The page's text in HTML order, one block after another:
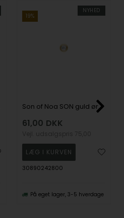
NYHED
19%
Son of Noa SON guld ørestik 3mm rørfatning
61,00 DKK
30890242800
På eget lager, 3-5 hverdage